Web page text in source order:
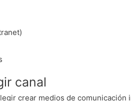
canal
crear medios de comunicación